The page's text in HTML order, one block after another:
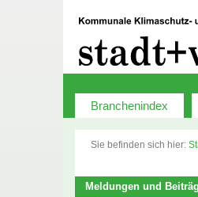
Branchenindex
Sie befinden sich hier:
Meldungen und